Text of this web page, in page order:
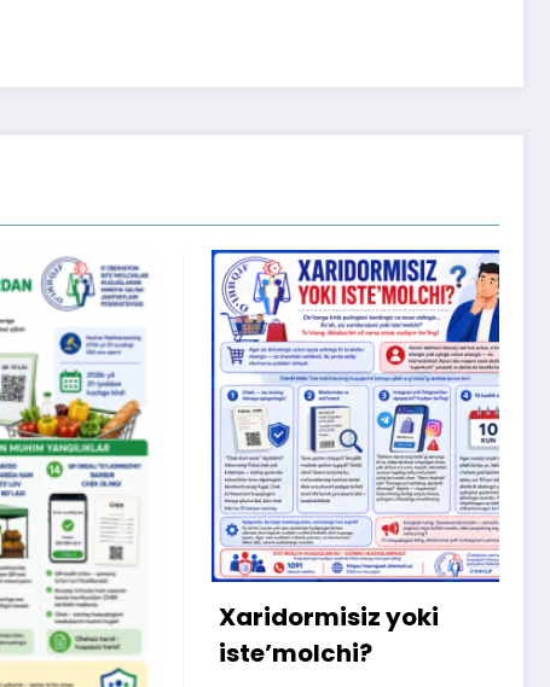
Xaridormisiz yoki
iste’molchi?